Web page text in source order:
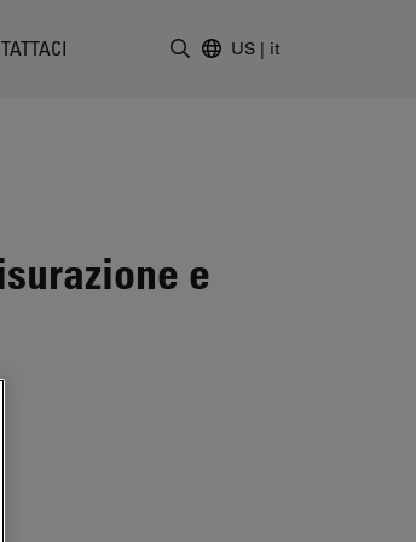
US | it
e